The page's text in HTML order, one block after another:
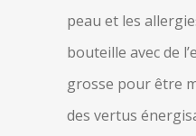
peau et les
bouteille avec de
grosse pour être
des vertus